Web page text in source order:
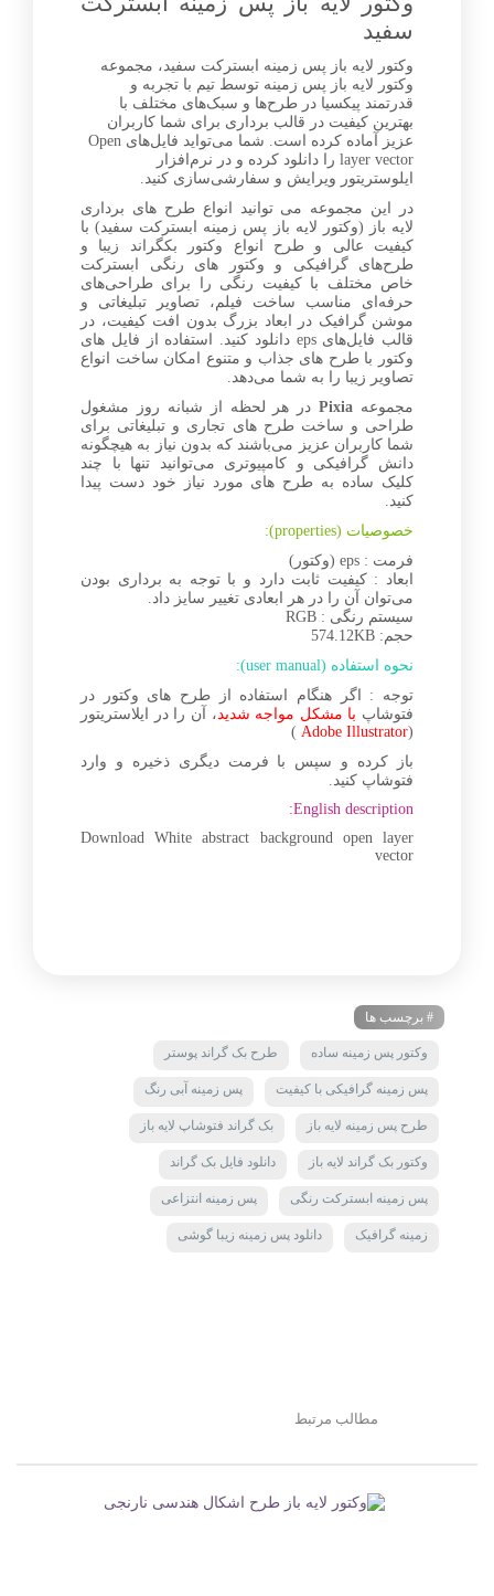
0
سفید
وکتور لایه باز پس زمینه ابسترکت سفید، مجموعه
وکتور لایه باز پس زمینه توسط تیم با تجربه و
قدرتمند پیکسیا در طرح‌ها و سبک‌های مختلف با
بهترین کیفیت در قالب برداری برای شما کاربران
عزیز آماده کرده است. شما می‌تواید فایل‌های Open
layer vector را دانلود کرده و در نرم‌افزار
ایلوستریتور ویرایش و سفارشی‌سازی کنید.
در این مجموعه می توانید انواع طرح های برداری
لایه باز (وکتور لایه باز پس زمینه ابسترکت سفید) با
کیفیت عالی و طرح انواع وکتور بکگراند زیبا و
طرح‌های گرافیکی و وکتور های رنگی ابسترکت
خاص مختلف با کیفیت رنگی را برای طراحی‌های
حرفه‌ای مناسب ساخت فیلم، تصاویر تبلیغاتی و
موشن گرافیک در ابعاد بزرگ بدون افت کیفیت، در
قالب فایل‌های eps دانلود کنید. استفاده از فایل های
وکتور با طرح های جذاب و متنوع امکان ساخت انواع
تصاویر زیبا را به شما می‌دهد.
مجموعه Pixia در هر لحظه از شبانه روز مشغول
طراحی و ساخت طرح های تجاری و تبلیغاتی برای
شما کاربران عزیز می‌باشند که بدون نیاز به هیچگونه
دانش گرافیکی و کامپیوتری می‌توانید تنها با چند
کلیک ساده به طرح های مورد نیاز خود دست پیدا
کنید.
خصوصیات (properties):
فرمت : eps (وکتور)
ابعاد : کیفیت ثابت دارد و با توجه به برداری بودن
می‌توان آن را در هر ابعادی تغییر سایز داد.
سیستم رنگی : RGB
حجم: 574.12KB
نحوه استفاده (user manual):
توجه : اگر هنگام استفاده از طرح های وکتور در
فتوشاپ با مشکل مواجه شدید، آن را در ایلاستریتور
(
Adobe Illustrator
)
باز کرده و سپس با فرمت دیگری ذخیره و وارد
فتوشاپ کنید.
English description:
Download White abstract background open layer
vector
# برچسب ها
وکتور پس زمینه ساده طرح بک گراند پوستر
پس زمینه گرافیکی با کیفیت پس زمینه آبی رنگ
طرح پس زمینه لایه باز بک گراند فتوشاپ لایه باز
وکتور بک گراند لایه باز دانلود فایل بک گراند
پس زمینه ابسترکت رنگی پس زمینه انتزاعی
زمینه گرافیک دانلود پس زمینه زیبا گوشی
مطالب مرتبط